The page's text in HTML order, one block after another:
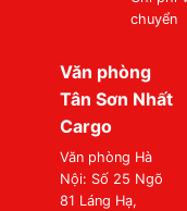
chuyển
Văn phòng
Tân Sơn Nhất
Cargo
Văn phòng Hà
Nội: Số 25 Ngõ
81 Láng Hạ,